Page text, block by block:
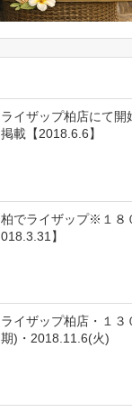
ライザップ柏店にて開
掲載【2018.6.6】
柏でライザップ※１８
018.3.31】
ライザップ柏店・１
期)・2018.11.6(火)